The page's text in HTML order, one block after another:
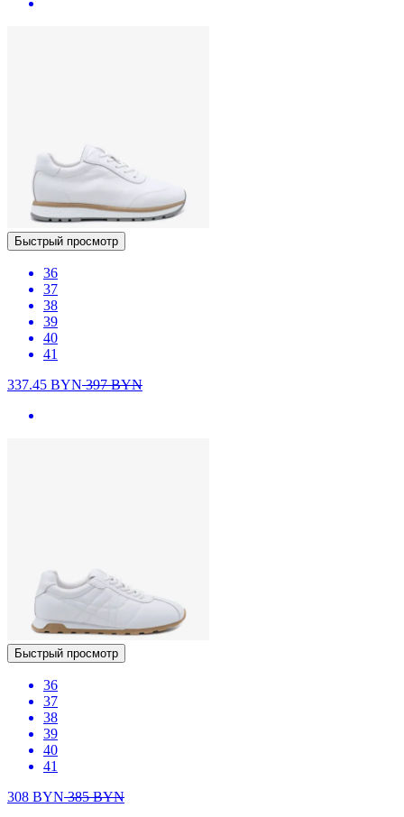
Быстрый просмотр
36
37
38
39
40
41
337.45 BYN397BYN
Быстрый просмотр
36
37
38
39
40
41
308 BYN385BYN